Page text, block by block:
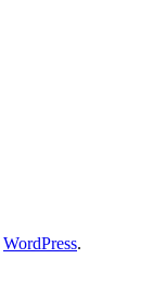
WordPress.